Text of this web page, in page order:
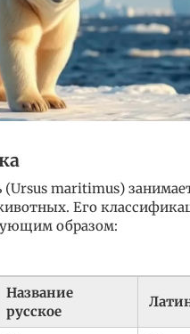
maritimus)
Его
образом:
Название
русское